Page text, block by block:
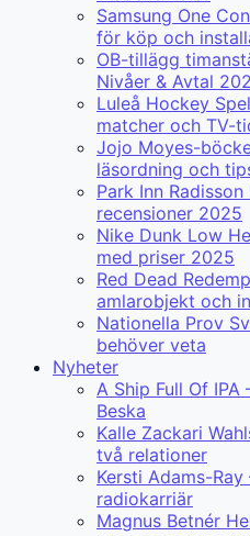
Samsung One
för köp och
OB-tillägg
Nivåer & Avtal
Luleå Hockey
matcher och TV-
Jojo Moyes-
läsordning och
Park Inn
recensioner 2025
Nike Dunk Low
med priser 2025
Red Dead
amlarobjekt och
Nationella Prov
behöver veta
Nyheter
A Ship Full Of IPA
Beska
Kalle Zackari
två relationer
Kersti Adams-
radiokarriär
Magnus Betnér